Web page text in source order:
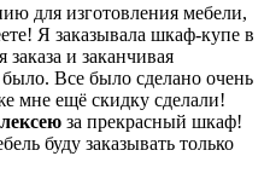
для изготовления мебели,
Я заказывала шкаф-купе в
и заканчивая
Все было сделано очень
мне ещё скидку сделали!
за прекрасный шкаф!
буду заказывать только